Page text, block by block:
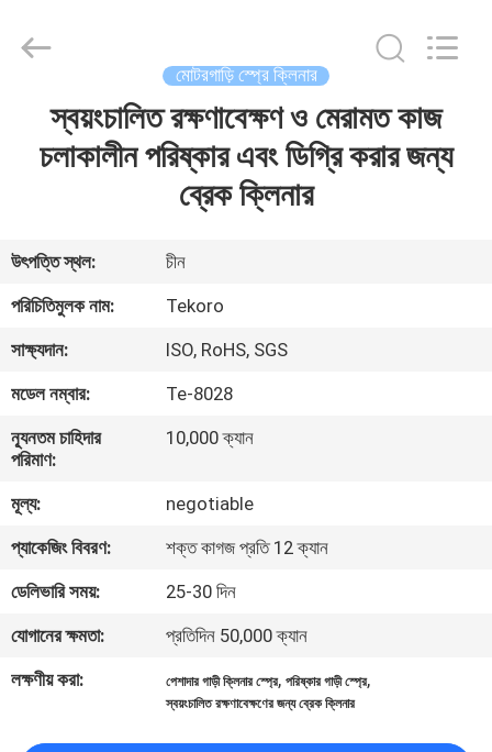
আমাদের
সম্পর্কে
কারখানা
পরিদর্শন
নিয়ন্ত্রণ
আমাদের
সাথে
যোগাযোগ
INDUSTRY
মোটরগাড়ি স্প্রে ক্লিনার
স্বয়ংচালিত রক্ষণাবেক্ষণ ও মেরামত কাজ
চলাকালীন পরিষ্কার এবং ডিগ্রি করার জন্য
ব্রেক ক্লিনার
উৎপত্তি স্থল:
চীন
পরিচিতিমুলক নাম:
Tekoro
সাক্ষ্যদান:
ISO, RoHS, SGS
মডেল নম্বার:
Te-8028
ন্যূনতম চাহিদার
পরিমাণ:
10,000 ক্যান
মূল্য:
negotiable
প্যাকেজিং বিবরণ:
শক্ত কাগজ প্রতি 12 ক্যান
ডেলিভারি সময়:
25-30 দিন
যোগানের ক্ষমতা:
প্রতিদিন 50,000 ক্যান
লক্ষণীয় করা:
পেশাদার গাড়ী ক্লিনার স্প্রে,পরিষ্কার গাড়ী স্প্রে,
স্বয়ংচালিত রক্ষণাবেক্ষণের জন্য ব্রেক ক্লিনার